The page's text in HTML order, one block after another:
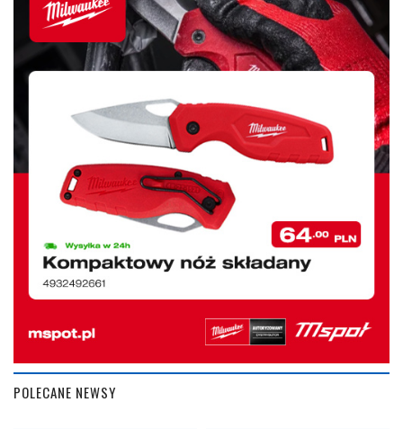
POLECANE NEWSY